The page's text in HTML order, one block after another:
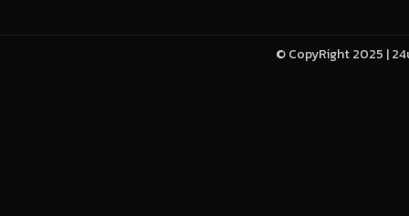
© CopyRight 2025 |